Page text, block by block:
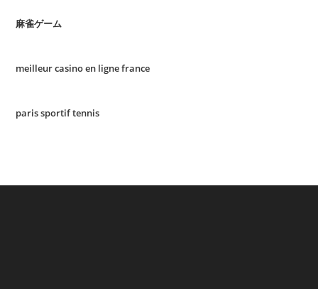
麻雀ゲーム
meilleur casino en ligne france
paris sportif tennis